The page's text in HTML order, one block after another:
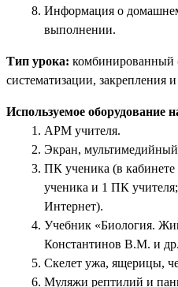
Информация о
выполнении.
Тип урока: комбинированный
систематизации, закрепления
Используемое оборудование
АРМ учителя.
Экран, мультимедийный
ПК ученика (в
ученика и 1 ПК
Интернет).
Учебник «Биология.
Константинов В.М. и др.
Скелет ужа, ящерицы,
Муляжи рептилий и